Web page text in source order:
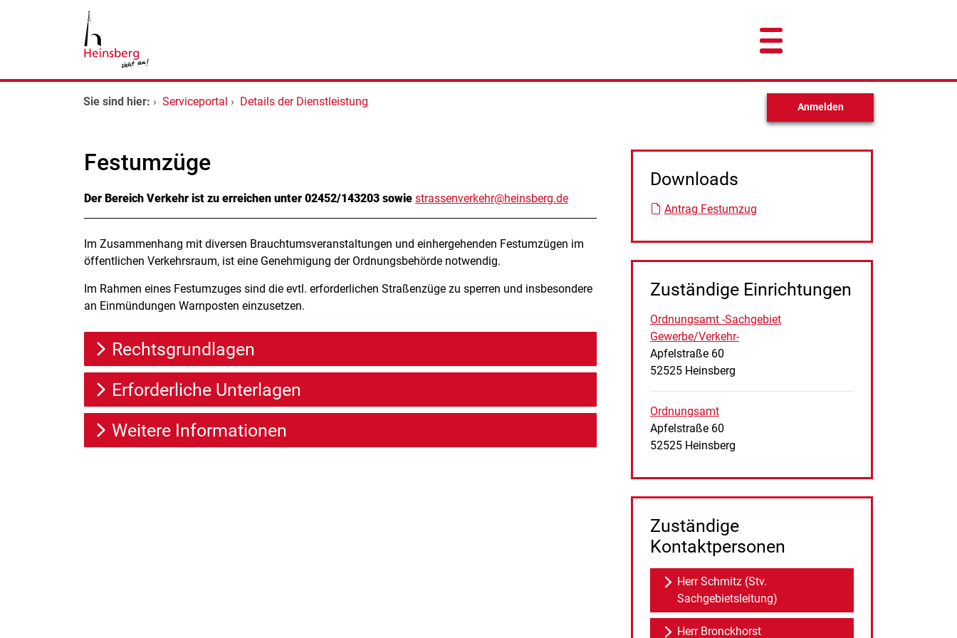
Zum Hauptinhalt springen
Startseite
Kontakt
Sie sind hier: › Serviceportal › Details der Dienstleistung Anmelden
Festumzüge
Kurzbeschreibung
Der Bereich Verkehr ist zu erreichen unter 02452/143203 sowie strassenverkehr@heinsberg.de
Beschreibung
Im Zusammenhang mit diversen Brauchtumsveranstaltungen und einhergehenden Festumzügen im
öffentlichen Verkehrsraum, ist eine Genehmigung der Ordnungsbehörde notwendig.
Im Rahmen eines Festumzuges sind die evtl. erforderlichen Straßenzüge zu sperren und insbesondere
an Einmündungen Warnposten einzusetzen.
Rechtsgrundlagen
Erforderliche Unterlagen
Weitere Informationen
Downloads
Antrag Festumzug
Zuständige Einrichtungen
Ordnungsamt -Sachgebiet
Gewerbe/Verkehr-
Straße:
Apfelstraße Hausnummer:
60
PLZ:
52525 Ort:
Heinsberg
Ordnungsamt
Straße:
Apfelstraße Hausnummer:
60
PLZ:
52525 Ort:
Heinsberg
Zuständige
Kontaktpersonen
Herr Schmitz (Stv.
Sachgebietsleitung)
Herr Bronckhorst